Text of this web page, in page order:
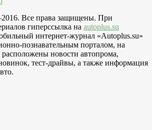
Все права защищены. При
гиперссылка на autoplus.su
интернет-журнал «Autoplus.su»
познавательным порталом, на
расположены новости автопрома,
тест-драйвы, а также информация